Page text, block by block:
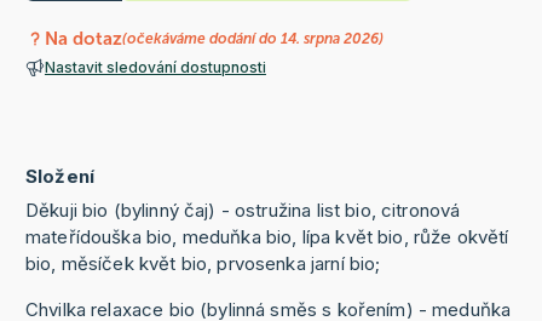
Na dotaz(očekáváme dodání do 14. srpna 2026)
Nastavit sledování dostupnosti
Složení
Děkuji bio (bylinný čaj) - ostružina list bio, citronová
mateřídouška bio, meduňka bio, lípa květ bio, růže okvětí
bio, měsíček květ bio, prvosenka jarní bio;
Chvilka relaxace bio (bylinná směs s kořením) - meduňka